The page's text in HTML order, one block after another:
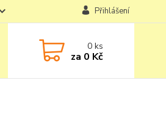
Přihlášení
0ks
za 0 Kč